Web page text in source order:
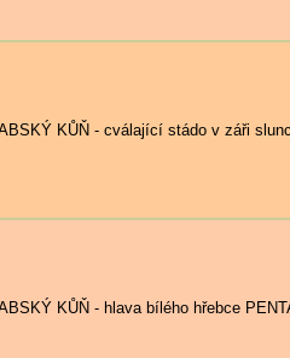
KŮŇ - cválající stádo v záři
KŮŇ - hlava bílého hřebce